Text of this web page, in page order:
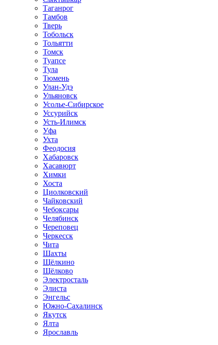
Таганрог
Тамбов
Тверь
Тобольск
Тольятти
Томск
Туапсе
Тула
Тюмень
Улан-Удэ
Ульяновск
Усолье-Сибирское
Уссурийск
Усть-Илимск
Уфа
Ухта
Феодосия
Хабаровск
Хасавюрт
Химки
Хоста
Циолковский
Чайковский
Чебоксары
Челябинск
Череповец
Черкесск
Чита
Шахты
Щёлкино
Щёлково
Электросталь
Элиста
Энгельс
Южно-Сахалинск
Якутск
Ялта
Ярославль